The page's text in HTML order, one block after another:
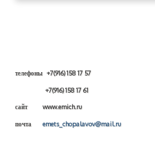
телефоны +7(916) 158 17 57
+7(916) 158 17 61
сайт www.emich.ru
почтаemets_chopalavov@mail.ru